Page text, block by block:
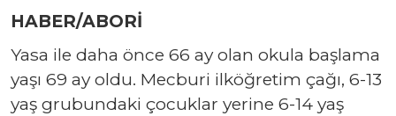
HABER/ABORİ
Yasa ile daha önce 66 ay olan okula başlama
yaşı 69 ay oldu. Mecburi ilköğretim çağı, 6-13
yaş grubundaki çocuklar yerine 6-14 yaş